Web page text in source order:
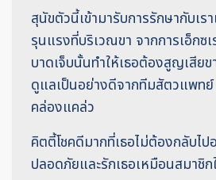
สุนัขตัวนี้เข้ามารับการรักษากับเร
รุนแรงที่บริเวณขา จากการเอ็กซ
บาดเจ็บนั้นทำให้เธอต้องสูญเสีย
ดูแลเป็นอย่างดีจากทีมสัตวแพทย์
คล่องแคล่ว
คิตตี้โชคดีมากที่เธอไม่ต้องกลับไ
ปลอดภัยและรักเธอเหมือนสมาชิ